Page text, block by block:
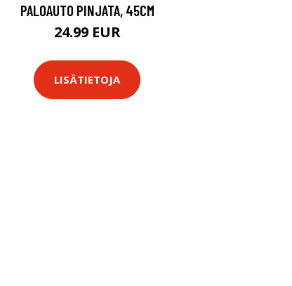
PALOAUTO PINJATA, 45CM
24.99 EUR
LISÄTIETOJA